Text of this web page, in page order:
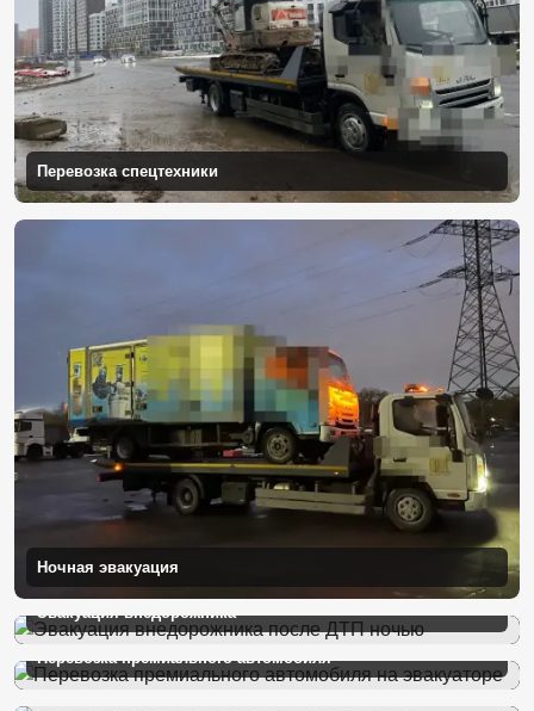
Перевозка спецтехники
Ночная эвакуация
Эвакуация внедорожника
Перевозка премиального автомобиля